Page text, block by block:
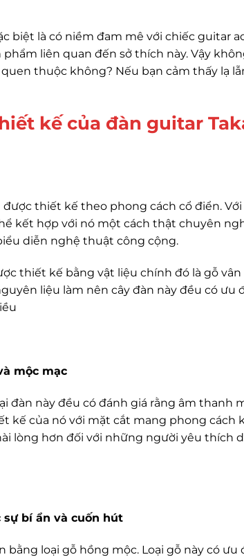
biệt là có niềm đam mê với chiếc guitar
liên quan đến sở thích này. Vậy
quen thuộc không? Nếu bạn cảm thấy lạ
kế của đàn guitar
thiết kế theo phong cách cổ điển.
kết hợp với nó một cách thật chuyên
diễn nghệ thuật công cộng.
thiết kế bằng vật liệu chính đó là gỗ vân
liệu làm nên cây đàn này đều có ưu
mộc mạc
đàn này đều có đánh giá rằng âm thanh
kế của nó với mặt cắt mang phong cách
lòng hơn đối với những người yêu thích
bí ẩn và cuốn hút
loại gỗ hồng mộc. Loại gỗ này có ưu